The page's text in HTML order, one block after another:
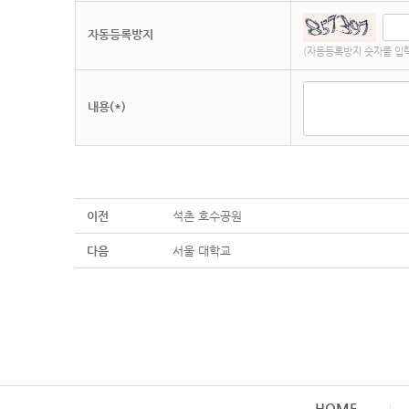
자동등록방지
(자동등록방지 숫자를 입
내용(*)
이전 석촌 호수공원
다음 서울 대학교